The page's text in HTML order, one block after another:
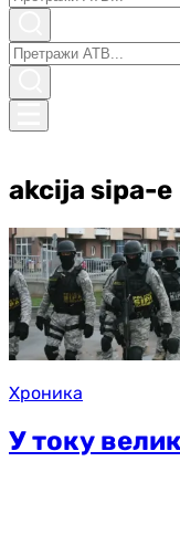
akcija sipa-e
Хроника
У току